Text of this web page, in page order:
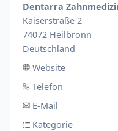
Dentarra
Kaiserstraße 2
74072 Heilbronn
Deutschland
Website
Telefon
E-Mail
Kategorie